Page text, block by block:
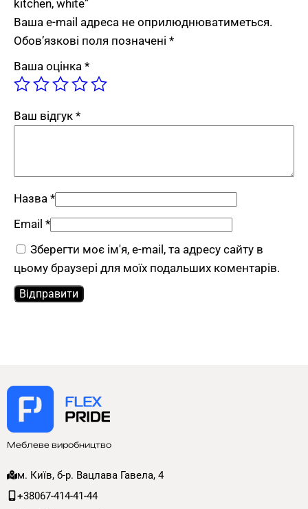
kitchen, white”
Ваша e-mail адреса не оприлюднюватиметься.
Обов’язкові поля позначені *
Ваша оцінка *
Ваш відгук *
Назва *
Email *
Зберегти моє ім'я, e-mail, та адресу сайту в
цьому браузері для моїх подальших коментарів.
Меблеве виробництво
м. Київ, б-р. Вацлава Гавела, 4
+38067-414-41-44